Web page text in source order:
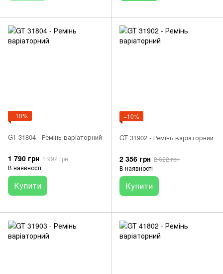
−10%
GT 31804 - Ремінь варіаторний
1 790 грн 1 992 грн
В наявності
Купити
−10%
GT 31902 - Ремінь варіаторний
2 356 грн 2 622 грн
В наявності
Купити